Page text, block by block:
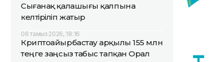
Сығанақ қалашығы қалпына
келтіріліп жатыр
06 тамыз 2026, 18:16
Криптоайырбастау арқылы 155 млн
теңге заңсыз табыс тапқан Орал